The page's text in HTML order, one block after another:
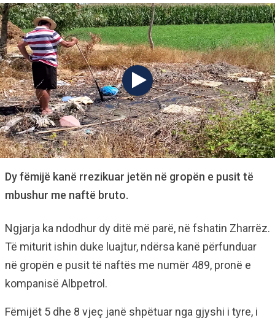
Dy fëmijë kanë rrezikuar jetën në gropën e pusit të
mbushur me naftë bruto.
Ngjarja ka ndodhur dy ditë më parë, në fshatin Zharrëz.
Të miturit ishin duke luajtur, ndërsa kanë përfunduar
në gropën e pusit të naftës me numër 489, pronë e
kompanisë Albpetrol.
Fëmijët 5 dhe 8 vjeç janë shpëtuar nga gjyshi i tyre, i